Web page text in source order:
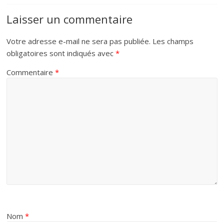
Laisser un commentaire
Votre adresse e-mail ne sera pas publiée. Les champs
obligatoires sont indiqués avec*
Commentaire*
Nom*